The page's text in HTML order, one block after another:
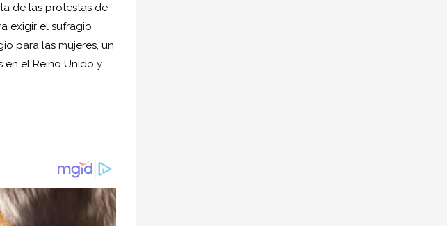
de las protestas de
exigir el sufragio
para las mujeres, un
en el Reino Unido y